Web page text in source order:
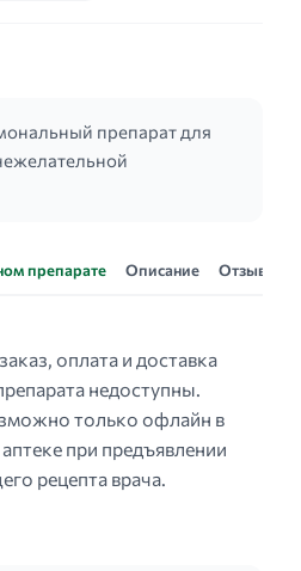
препарат для
препарате Описание Отзывы
оплата и доставка
недоступны.
только офлайн в
при предъявлении
рецепта врача.